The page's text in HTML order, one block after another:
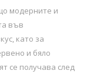
модерните и
във
като за
и бяло
се получава след